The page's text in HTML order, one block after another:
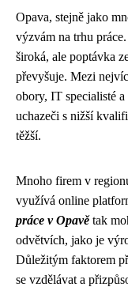
Opava, stejně jako
výzvám na trhu práce.
široká, ale poptávka
převyšuje. Mezi
obory, IT specialisté
uchazeči s nižší
těžší.
Mnoho firem v
využívá online
práce v Opavětak
odvětvích, jako je
Důležitým faktorem
se vzdělávat a